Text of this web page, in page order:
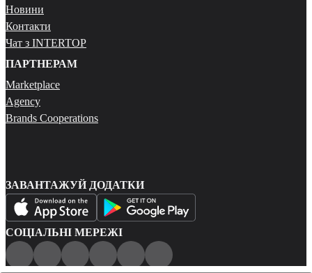
Новини
Контакти
Чат з INTERTOP
ПАРТНЕРАМ
Marketplace
Agency
Brands Cooperations
ЗАВАНТАЖУЙ ДОДАТКИ
СОЦІАЛЬНІ МЕРЕЖІ